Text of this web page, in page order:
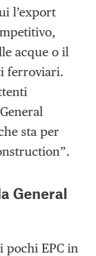
l’export
acque o il
ferroviari.
sta per
General
pochi EPC in